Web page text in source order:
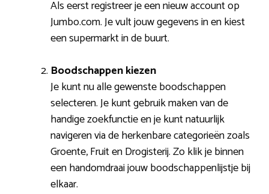
Als eerst registreer je een nieuw account op
Jumbo.com. Je vult jouw gegevens in en kiest
een supermarkt in de buurt.
Boodschappen kiezen
Je kunt nu alle gewenste boodschappen
selecteren. Je kunt gebruik maken van de
handige zoekfunctie en je kunt natuurlijk
navigeren via de herkenbare categorieën zoals
Groente, Fruit en Drogisterij. Zo klik je binnen
een handomdraai jouw boodschappenlijstje bij
elkaar.